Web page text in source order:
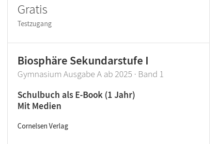
Gratis
Testzugang
Biosphäre Sekundarstufe I
Gymnasium Ausgabe A ab 2025 · Band 1
Schulbuch als E-Book (1 Jahr)
Mit Medien
Cornelsen Verlag